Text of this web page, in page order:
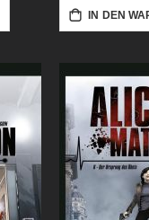
IN DEN